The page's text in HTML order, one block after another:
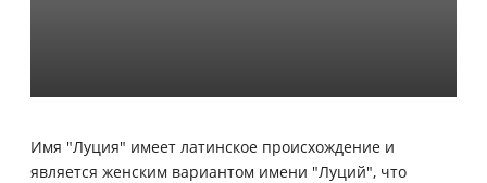
Имя "Луция" имеет латинское происхождение и
является женским вариантом имени "Луций", что